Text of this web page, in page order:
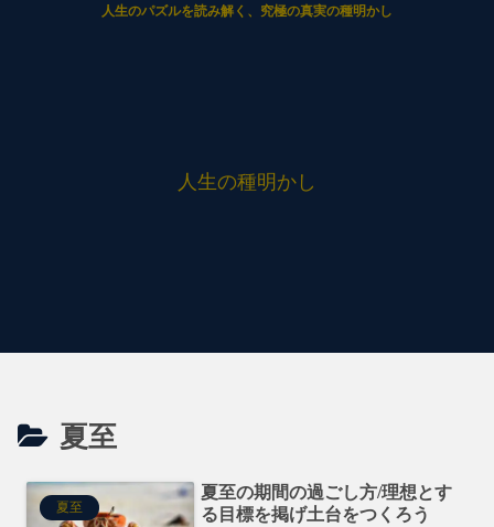
人生の種明かし
人生のパズルを読み解く、究極の真実の種明かし
夏至
夏至
夏至の期間の過ごし方/理想とす
る目標を掲げ土台をつくろう